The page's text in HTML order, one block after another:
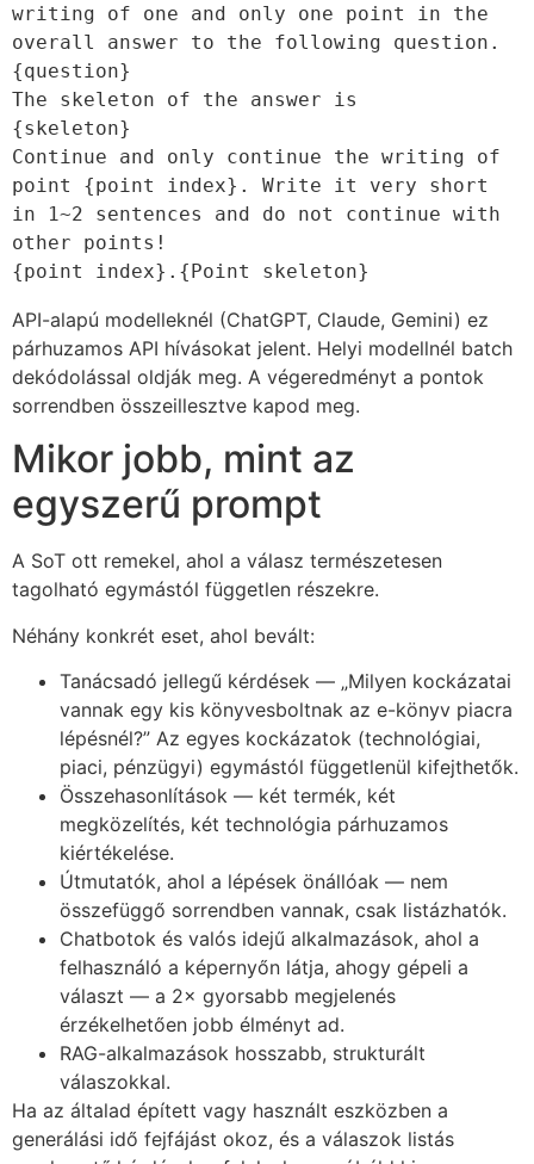
writing of one and only one point in the
overall answer to the following question.
{question}
The skeleton of the answer is
{skeleton}
Continue and only continue the writing of
point {point index}. Write it very short
in 1~2 sentences and do not continue with
other points!
{point index}.{Point skeleton}
API-alapú modelleknél (ChatGPT, Claude, Gemini) ez
párhuzamos API hívásokat jelent. Helyi modellnél batch
dekódolással oldják meg. A végeredményt a pontok
sorrendben összeillesztve kapod meg.
Mikor jobb, mint az
egyszerű prompt
A SoT ott remekel, ahol a válasz természetesen
tagolható egymástól független részekre.
Néhány konkrét eset, ahol bevált:
Tanácsadó jellegű kérdések — „Milyen kockázatai
vannak egy kis könyvesboltnak az e-könyv piacra
lépésnél?” Az egyes kockázatok (technológiai,
piaci, pénzügyi) egymástól függetlenül kifejthetők.
Összehasonlítások — két termék, két
megközelítés, két technológia párhuzamos
kiértékelése.
Útmutatók, ahol a lépések önállóak — nem
összefüggő sorrendben vannak, csak listázhatók.
Chatbotok és valós idejű alkalmazások, ahol a
felhasználó a képernyőn látja, ahogy gépeli a
választ — a 2× gyorsabb megjelenés
érzékelhetően jobb élményt ad.
RAG-alkalmazások hosszabb, strukturált
válaszokkal.
Ha az általad épített vagy használt eszközben a
generálási idő fejfájást okoz, és a válaszok listás